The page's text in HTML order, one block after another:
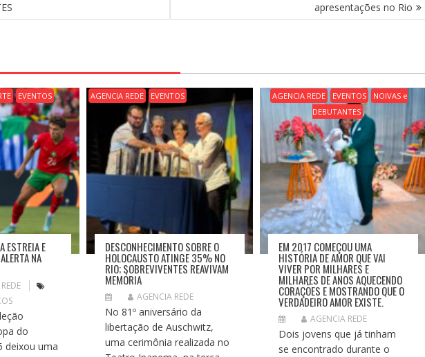
apresentações no Rio
EVENTOS
ESTREIA E
NA
do
deixou uma
AGENCIA REDE EVENTOS
DESCONHECIMENTO SOBRE O
HOLOCAUSTO ATINGE 35% NO
RIO; SOBREVIVENTES REAVIVAM
MEMÓRIA
AGENCIA REDE
No 81º aniversário da
libertação de Auschwitz,
uma cerimônia realizada no
AGENCIA REDE EVENTOS
NOIVAS e
DEBUTANTES
EM 2017 COMEÇOU UMA
HISTÓRIA DE AMOR QUE VAI
VIVER POR MILHARES E
MILHARES DE ANOS AQUECENDO
CORAÇÕES E MOSTRANDO QUE O
VERDADEIRO AMOR EXISTE.
AGENCIA REDE
Dois jovens que já tinham
se encontrado durante o